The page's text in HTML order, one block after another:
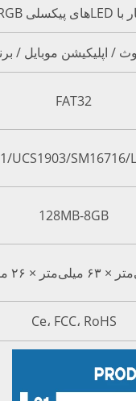
/ برنامهٔ کوچک ویچت
WS2811/WS2801/